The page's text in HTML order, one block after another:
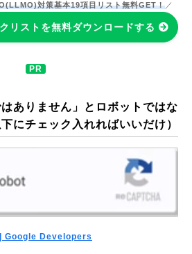
対策基本19項目リスト無料GET！／
リストを無料ダウンロードする
はありません」とロボットではな
にチェック入れればいいだけ）
Google Developers